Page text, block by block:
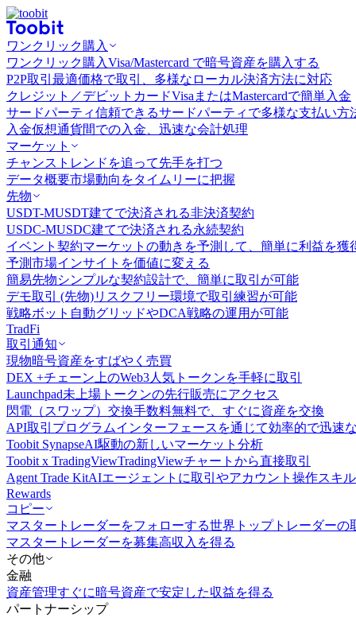
ワンクリック購入
ワンクリック購入Visa/Mastercard で暗号資産を購入する
P2P取引 最適価格で取引、多様なローカル決済方法に対応
クレジット／デビットカードVisaまたはMastercardで簡単入金
サードパーティ信頼できるサードパーティで多様な支払い方
入金仮想通貨間での入金、迅速な会計処理
マーケット
チャンス トレンドを追って先手を打つ
データ概要市場動向をタイムリーに把握
先物
USDT-MUSDT建てで決済される非決済契約
USDC-MUSDC建てで決済される永続契約
イベント契約マーケットの動きを予測して、簡単に利益を獲
予測市場インサイトを価値に変える
簡易先物シンプルな契約設計で、簡単に取引が可能
デモ取引 (先物)リスクフリー環境で取引練習が可能
戦略ボット 自動グリッドやDCA戦略の運用が可能
TradFi
取引通知
現物暗号資産をすばやく売買
DEX +チェーン上のWeb3人気トークンを手軽に取引
Launchpad未上場トークンの先行販売にアクセス
閃電（スワップ）交換手数料無料で、すぐに資産を交換
API取引 プログラムインターフェースを通じて効率的で迅速
Toobit SynapseAI駆動の新しいマーケット分析
Toobit x TradingViewTradingViewチャートから直接取引
Agent Trade KitAIエージェントに取引やアカウント操作スキ
Rewards
コピー
マスタートレーダーをフォローする世界トップトレーダーの
マスタートレーダーを募集高収入を得る
その他
金融
資産管理すぐに暗号資産で安定した収益を得る
パートナーシップ